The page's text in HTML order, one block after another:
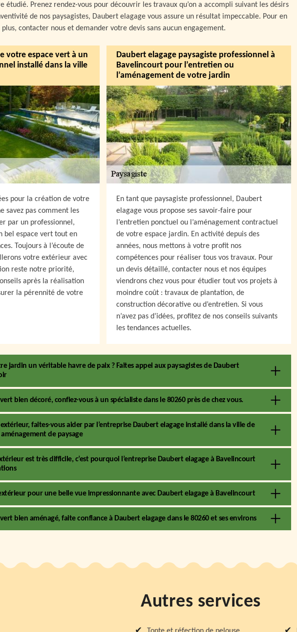
Prenez rendez-vous pour découvrir les travaux qu’on a accompli suivant les désirs
de nos paysagistes, Daubert elagage vous assure un résultat impeccable. Pour en
plus, contacter nous et demander votre devis sans aucun engagement.
votre espace vert à un
installé dans la ville
pour la création de votre
savez pas comment les
par un professionnel,
bel espace vert tout en
Toujours à l’écoute de
votre extérieur avec
reste notre priorité,
après la réalisation
la pérennité de votre
Daubert elagage paysagiste professionnel à
Bavelincourt pour l’entretien ou
l’aménagement de votre jardin
En tant que paysagiste professionnel, Daubert
elagage vous propose ses savoir-faire pour
l’entretien ponctuel ou l’aménagement contractuel
de votre espace jardin. En activité depuis des
années, nous mettons à votre profit nos
compétences pour réaliser tous vos travaux. Pour
un devis détaillé, contacter nous et nos équipes
viendrons chez vous pour étudier tout vos projets à
moindre coût : travaux de plantation, de
construction décorative ou d’entretien. Si vous
n’avez pas d’idées, profitez de nos conseils suivants
les tendances actuelles.
jardin un véritable havre de paix ? Faites appel aux paysagistes de Daubert
bien décoré, confiez-vous à un spécialiste dans le 80260 près de chez vous.
faites-vous aider par l’entreprise Daubert elagage installé dans la ville de
de paysage
est très difficile, c’est pourquoi l’entreprise Daubert elagage à Bavelincourt
pour une belle vue impressionnante avec Daubert elagage à Bavelincourt
vert bien aménagé, faite confiance à Daubert elagage dans le 80260 et ses environs
Autres services